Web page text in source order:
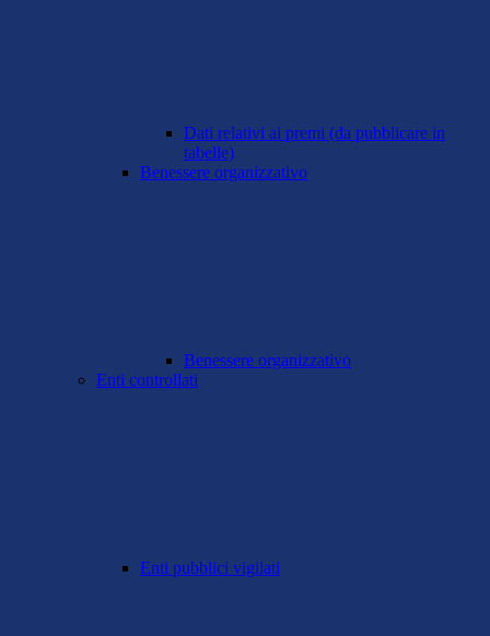
Dati relativi ai premi (da pubblicare in
tabelle)
Benessere organizzativo
Benessere organizzativo
Enti controllati
Enti pubblici vigilati